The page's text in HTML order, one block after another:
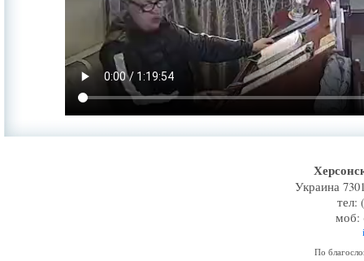
Украина
тел:
моб:
По